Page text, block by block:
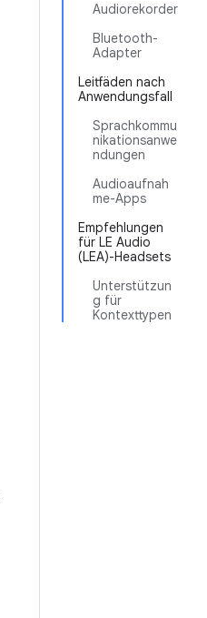
Audiorekorder
Bluetooth-
Adapter
Leitfäden nach
Anwendungsfall
Sprachkommu
nikationsanwe
ndungen
Audioaufnah
me-Apps
Empfehlungen
für LE Audio
(LEA)-Headsets
Unterstützun
g für
Kontexttypen